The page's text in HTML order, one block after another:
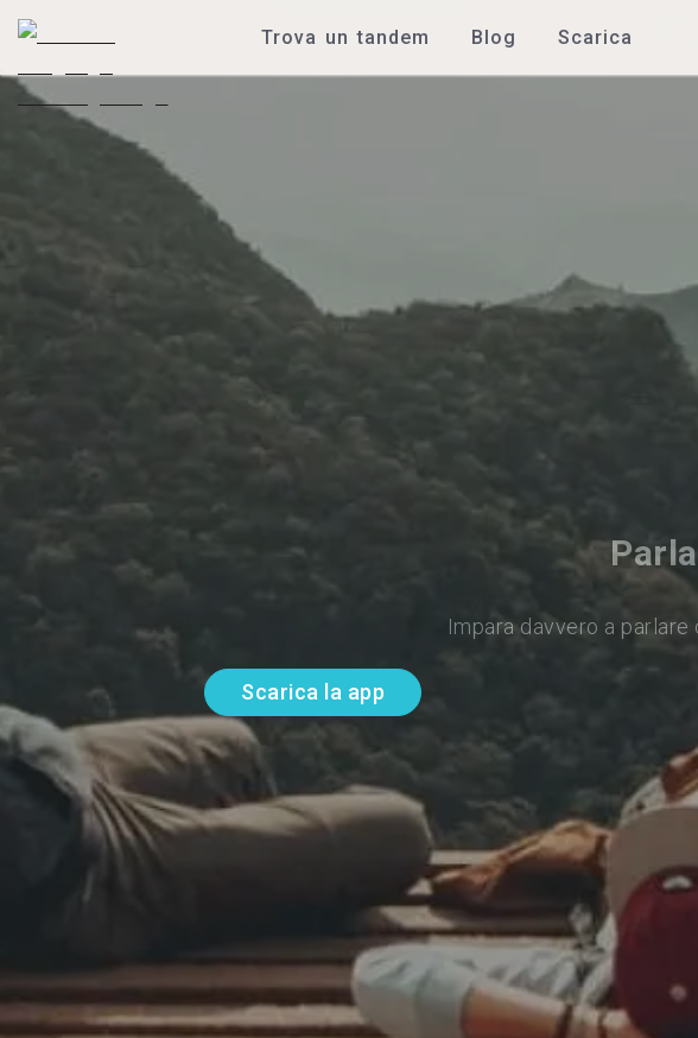
Trova un tandem Blog Scarica
Impara davvero a
Scarica la app